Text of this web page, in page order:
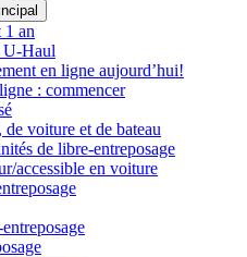
1 an
U-Haul
en ligne aujourd’hui!
: commencer
voiture et de bateau
de libre-entreposage
accessible en voiture